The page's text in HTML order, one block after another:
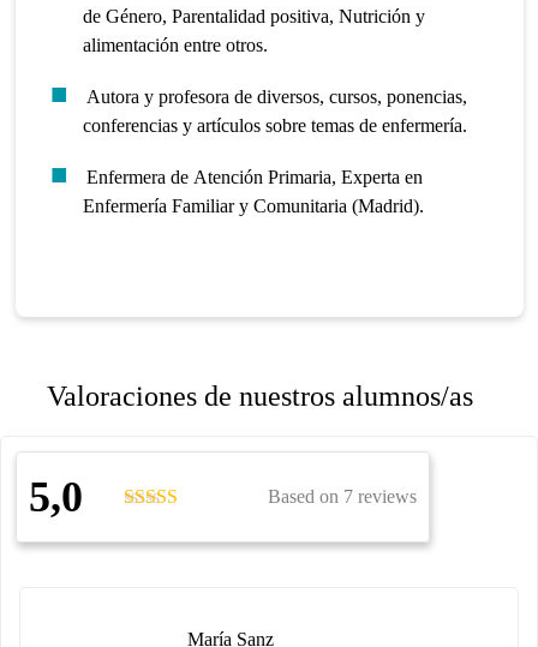
de Género, Parentalidad positiva, Nutrición y
alimentación entre otros.
Autora y profesora de diversos, cursos, ponencias,
conferencias y artículos sobre temas de enfermería.
Enfermera de Atención Primaria, Experta en
Enfermería Familiar y Comunitaria (Madrid).
Valoraciones de nuestros alumnos/as
5,0 Based on 7 reviews
María Sanz